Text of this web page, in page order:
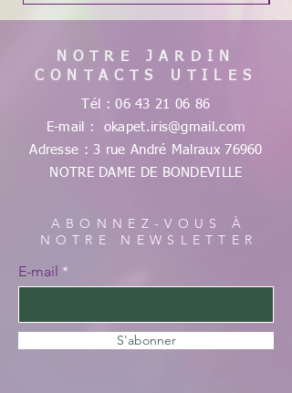
NOTRE JARDIN
CONTACTS UTILES
Tél :06 43 21 06 86
E-mail : okapet.iris@gmail.com
Adresse : 3 rue André Malraux 76960
NOTRE DAME DE BONDEVILLE
ABONNEZ-VOUS À
NOTRE NEWSLETTER
E-mail
S'abonner